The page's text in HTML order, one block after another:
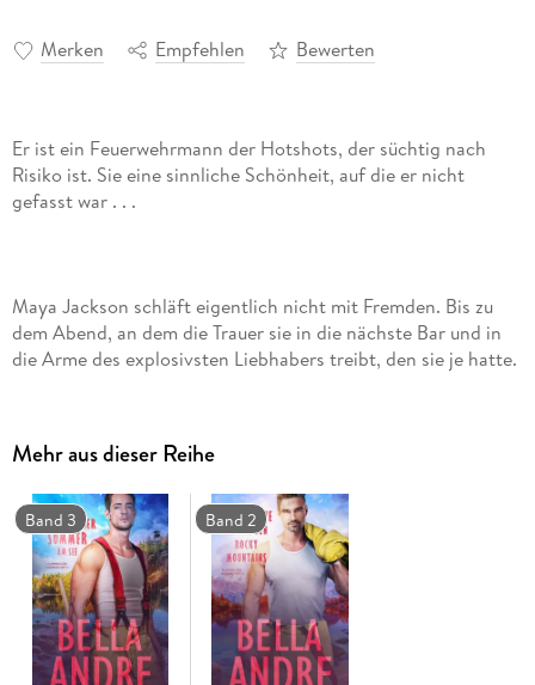
Merken Empfehlen Bewerten
Er ist ein Feuerwehrmann der Hotshots, der süchtig nach
Risiko ist. Sie eine sinnliche Schönheit, auf die er nicht
Maya Jackson schläft eigentlich nicht mit Fremden. Bis zu
dem Abend, an dem die Trauer sie in die nächste Bar und in
die Arme des explosivsten Liebhabers treibt, den sie je hatte.
Als Leiter einer Elitetruppe der Feuerwehr in Tahoe beugt
Logan sich keinem Feuer - und keiner Frau. Maya Jackson
hatte ihn vielleicht mit ihren Tränen und ihrer Leidenschaft
verführt, aber eher würde die Hölle einfrieren, als dass Logan
wieder unachtsam werden würde. Doch als Mayas Leben in
Mehr aus dieser Reihe
Band 3 Band 2